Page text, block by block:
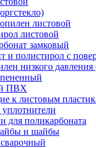
листовой
листовой
замковый
и полистирол с
низкого
ПВХ
к листовым
для поликарбоната
и шайбы